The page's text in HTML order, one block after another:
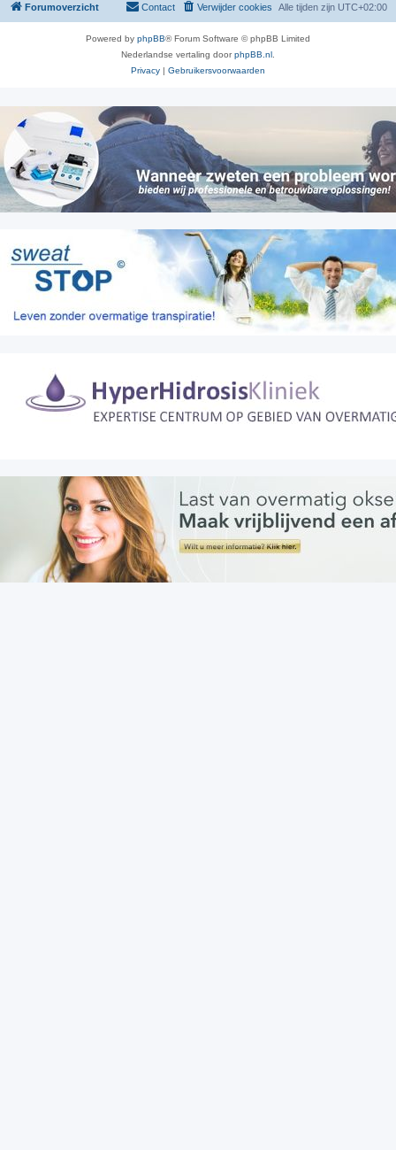
Forumoverzicht Alle tijden zijn UTC+02:00
Verwijder cookies
Contact
Powered by phpBB® Forum Software © phpBB Limited
Nederlandse vertaling doorphpBB.nl
Privacy | Gebruikersvoorwaarden